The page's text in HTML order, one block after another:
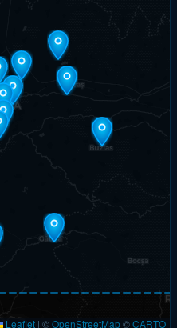
Leaflet | ©OpenStreetMap©CARTO